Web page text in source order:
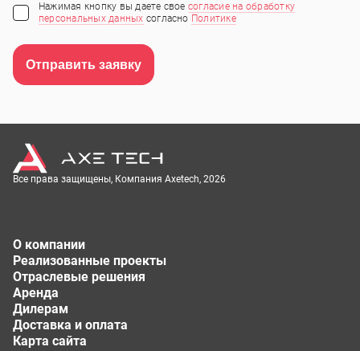
Нажимая кнопку вы даете свое согласие на обработку
персональных данных согласно Политике
Отправить заявку
Все права защищены, Компания Axetech, 2026
О компании
Реализованные проекты
Отраслевые решения
Аренда
Дилерам
Доставка и оплата
Карта сайта